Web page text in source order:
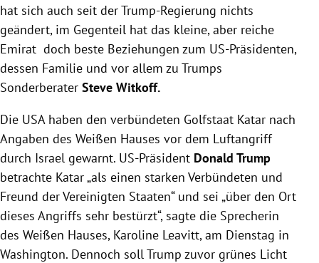
hat sich auch seit der Trump-Regierung nichts
geändert, im Gegenteil hat das kleine, aber reiche
Emirat doch beste Beziehungen zum US-Präsidenten,
dessen Familie und vor allem zu Trumps
Sonderberater Steve Witkoff.
Die USA haben den verbündeten Golfstaat Katar nach
Angaben des Weißen Hauses vor dem Luftangriff
durch Israel gewarnt. US-Präsident Donald Trump
betrachte Katar „als einen starken Verbündeten und
Freund der Vereinigten Staaten“ und sei „über den Ort
dieses Angriffs sehr bestürzt“, sagte die Sprecherin
des Weißen Hauses, Karoline Leavitt, am Dienstag in
Washington. Dennoch soll Trump zuvor grünes Licht